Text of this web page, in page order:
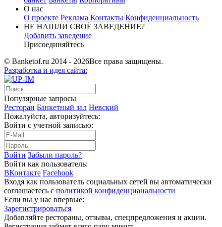
О нас
О проекте Реклама Контакты Конфиденциальность
НЕ НАШЛИ СВОЁ ЗАВЕДЕНИЕ?
Добавить заведение
Присоединяйтесь
© Banketof.ru 2014 - 2026Все права защищены.
Разработка и идея сайта:
Популярные запросы
Ресторан Банкетный зал Невский
Пожалуйста, авторизуйтесь:
Войти с учетной записью:
Войти Забыли пароль?
Войти как пользователь:
ВКонтакте Facebook
Входя как пользователь социальных сетей вы автоматически
соглашаетесь с политикой конфиденцианальности
Если вы у нас впервые:
Зарегистрироваться
Добавляйте рестораны, отзывы, спецпредложения и акции.